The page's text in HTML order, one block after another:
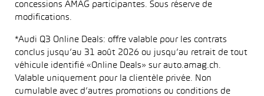
concessions AMAG participantes. Sous réserve de
modifications.
*Audi Q3 Online Deals: offre valable pour les contrats
conclus jusqu’au 31 août 2026 ou jusqu’au retrait de tout
véhicule identifié «Online Deals» sur auto.amag.ch.
Valable uniquement pour la clientèle privée. Non
cumulable avec d’autres promotions ou conditions de